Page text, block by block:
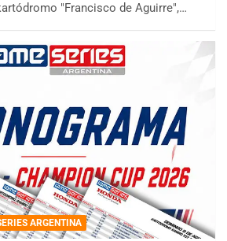
"Francisco de Aguirre",…
ARGENTINA